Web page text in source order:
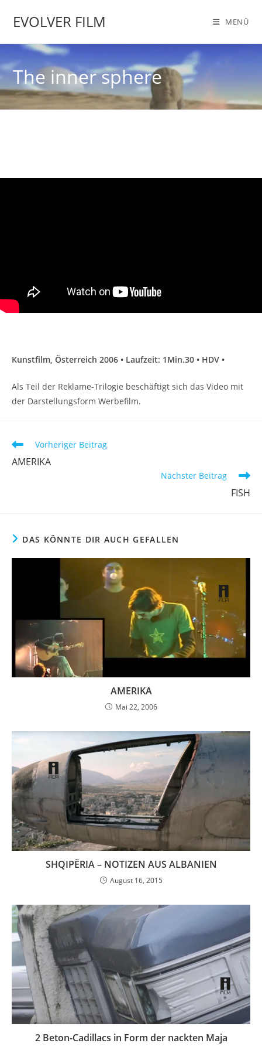
InhaltEVOLVER FILM MENÜ
The inner sphere
Kunstfilm, Österreich 2006 • Laufzeit: 1Min.30 • HDV •
Als Teil der Reklame-Trilogie beschäftigt sich das Video mit
der Darstellungsform Werbefilm.
Weitere
ansehen
Vorheriger Beitrag
AMERIKA
Nächster Beitrag
FISH
DAS KÖNNTE DIR AUCH GEFALLEN
AMERIKA
Mai 22, 2006
SHQIPËRIA – NOTIZEN AUS ALBANIEN
August 16, 2015
2 Beton-Cadillacs in Form der nackten Maja